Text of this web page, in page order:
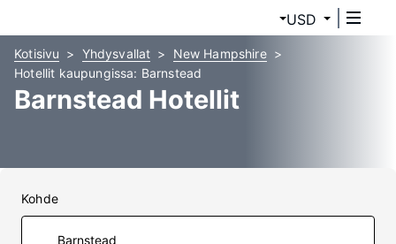
USD
Kotisivu Yhdysvallat
New Hampshire
Hotellit kaupungissa: Barnstead
Barnstead Hotellit
Kohde